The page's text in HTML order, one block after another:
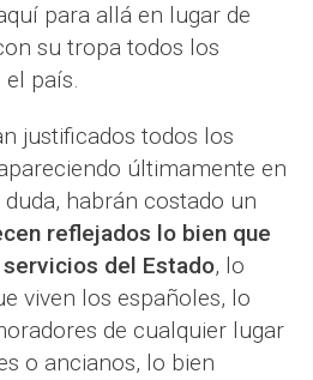
para allá en lugar de
su tropa todos los
país.
justificados todos los
últimamente en
habrán costado un
reflejados lo bien que
del Estado, lo
viven los españoles, lo
de cualquier lugar
o ancianos, lo bien